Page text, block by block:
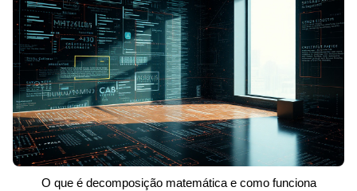
O que é decomposição matemática e como funciona